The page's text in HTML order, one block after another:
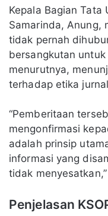
Kepala Bagian Tata
Samarinda, Anung,
tidak pernah
bersangkutan
menurutnya,
terhadap etika
“Pemberitaan
mengonfirmasi
adalah prinsip
informasi yang
tidak
Penjelasan